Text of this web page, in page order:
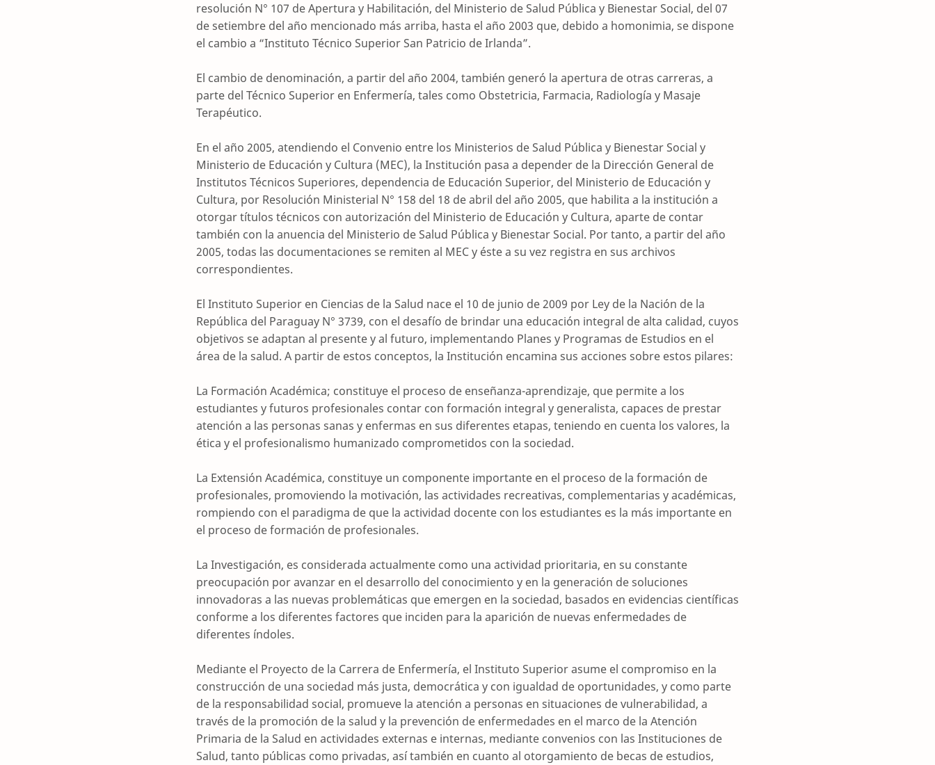
resolución N° 107 de Apertura y Habilitación, del Ministerio de Salud Pública y Bienestar Social, del 07
de setiembre del año mencionado más arriba, hasta el año 2003 que, debido a homonimia, se dispone
el cambio a “Instituto Técnico Superior San Patricio de Irlanda”.
El cambio de denominación, a partir del año 2004, también generó la apertura de otras carreras, a
parte del Técnico Superior en Enfermería, tales como Obstetricia, Farmacia, Radiología y Masaje
Terapéutico.
En el año 2005, atendiendo el Convenio entre los Ministerios de Salud Pública y Bienestar Social y
Ministerio de Educación y Cultura (MEC), la Institución pasa a depender de la Dirección General de
Institutos Técnicos Superiores, dependencia de Educación Superior, del Ministerio de Educación y
Cultura, por Resolución Ministerial N° 158 del 18 de abril del año 2005, que habilita a la institución a
otorgar títulos técnicos con autorización del Ministerio de Educación y Cultura, aparte de contar
también con la anuencia del Ministerio de Salud Pública y Bienestar Social. Por tanto, a partir del año
2005, todas las documentaciones se remiten al MEC y éste a su vez registra en sus archivos
correspondientes.
El Instituto Superior en Ciencias de la Salud nace el 10 de junio de 2009 por Ley de la Nación de la
República del Paraguay N° 3739, con el desafío de brindar una educación integral de alta calidad, cuyos
objetivos se adaptan al presente y al futuro, implementando Planes y Programas de Estudios en el
área de la salud. A partir de estos conceptos, la Institución encamina sus acciones sobre estos pilares:
La Formación Académica; constituye el proceso de enseñanza-aprendizaje, que permite a los
estudiantes y futuros profesionales contar con formación integral y generalista, capaces de prestar
atención a las personas sanas y enfermas en sus diferentes etapas, teniendo en cuenta los valores, la
ética y el profesionalismo humanizado comprometidos con la sociedad.
La Extensión Académica, constituye un componente importante en el proceso de la formación de
profesionales, promoviendo la motivación, las actividades recreativas, complementarias y académicas,
rompiendo con el paradigma de que la actividad docente con los estudiantes es la más importante en
el proceso de formación de profesionales.
La Investigación, es considerada actualmente como una actividad prioritaria, en su constante
preocupación por avanzar en el desarrollo del conocimiento y en la generación de soluciones
innovadoras a las nuevas problemáticas que emergen en la sociedad, basados en evidencias científicas
conforme a los diferentes factores que inciden para la aparición de nuevas enfermedades de
diferentes índoles.
Mediante el Proyecto de la Carrera de Enfermería, el Instituto Superior asume el compromiso en la
construcción de una sociedad más justa, democrática y con igualdad de oportunidades, y como parte
de la responsabilidad social, promueve la atención a personas en situaciones de vulnerabilidad, a
través de la promoción de la salud y la prevención de enfermedades en el marco de la Atención
Primaria de la Salud en actividades externas e internas, mediante convenios con las Instituciones de
Salud, tanto públicas como privadas, así también en cuanto al otorgamiento de becas de estudios,